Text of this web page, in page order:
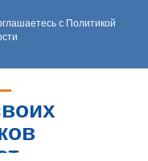
с Политикой